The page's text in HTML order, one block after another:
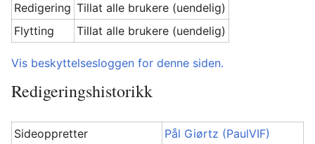
Redigering Tillat alle brukere (uendelig)
Flytting
Tillat alle brukere (uendelig)
Vis beskyttelsesloggen for denne siden.
Redigeringshistorikk
Sideoppretter
Pål Giørtz (PaulVIF)